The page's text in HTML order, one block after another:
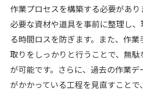
作業プロセスを構築する必要があり
必要な資材や道具を事前に整理し
る時間ロスを防ぎます。また、作
取りをしっかりと行うことで、無駄
が可能です。さらに、過去の作業
がかかっている工程を見直すこと